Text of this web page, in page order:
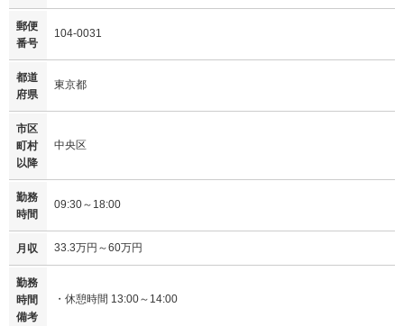
郵便
番号
104-0031
都道
府県
東京都
市区
町村
以降
中央区
勤務
時間
09:30～18:00
月収 33.3万円～60万円
勤務
時間
備考
・休憩時間 13:00～14:00